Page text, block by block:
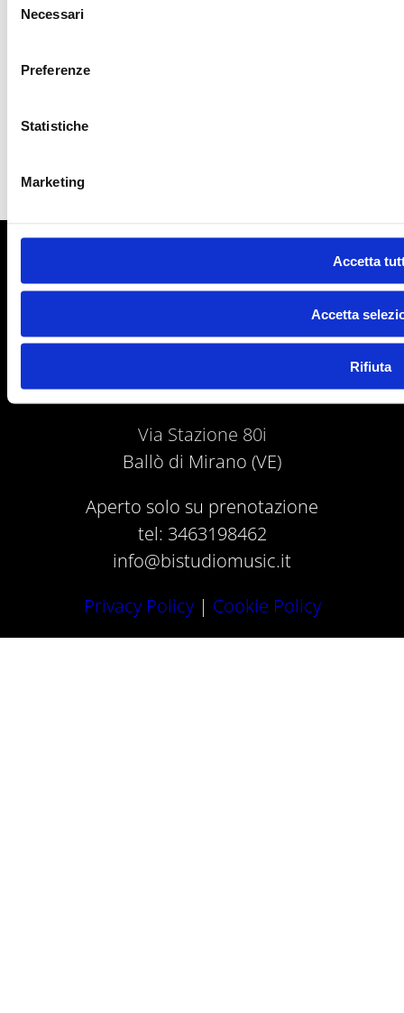
delNecessari
Preferenze
Statistiche
Marketing
Accetta
Accetta
Rifiuta
Preamp & Outboard
Via Stazione 80i
Ballò di Mirano (VE)
Aperto solo su prenotazione
tel: 3463198462
info@bistudiomusic.it
Privacy Policy| Cookie Policy